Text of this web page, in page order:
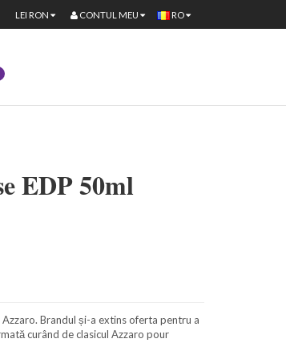
RO
LEI RON CONTUL MEU
EDP 50ml
Brandul și-a extins oferta pentru a
curând de clasicul Azzaro pour